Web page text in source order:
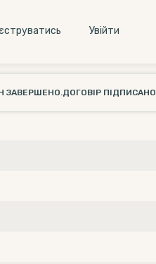
Увiйти
ЗАВЕРШЕНО.ДОГОВІР ПІДПИСАНО